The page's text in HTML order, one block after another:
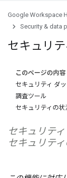
Google Workspace
Security & data
セキュリ
このページの内容
セキュリティ ダ
調査ツール
セキュリティの状
セキュリテ
セキュリテ